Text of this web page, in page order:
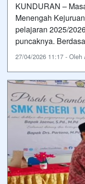
KUNDURAN –
Menengah
pelajaran 2025/
puncaknya.
27/04/2026 11:17 -